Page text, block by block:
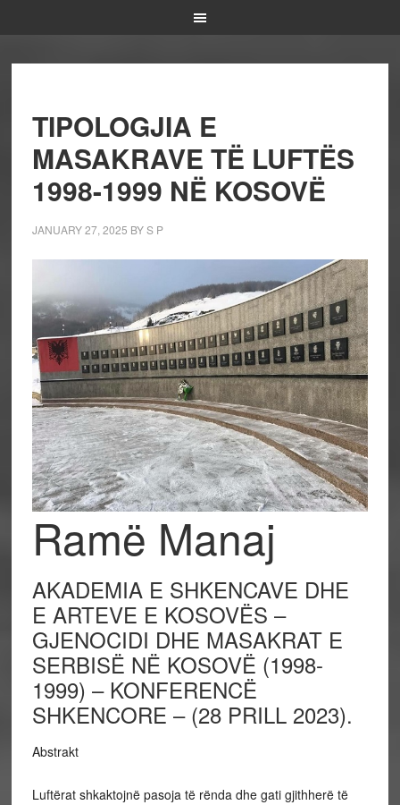
TIPOLOGJIA E
MASAKRAVE TË LUFTËS
1998-1999 NË KOSOVË
JANUARY 27, 2025 BYS P
Ramë Manaj
AKADEMIA E SHKENCAVE DHE
E ARTEVE E KOSOVËS –
GJENOCIDI DHE MASAKRAT E
SERBISË NË KOSOVË (1998-
1999) – KONFERENCË
SHKENCORE – (28 PRILL 2023).
Abstrakt
Luftërat shkaktojnë pasoja të rënda dhe gati gjithherë të